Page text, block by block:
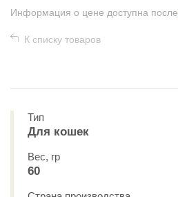
Информация о цене доступна после
К списку товаров
Тип
Для кошек
Вес, гр
60